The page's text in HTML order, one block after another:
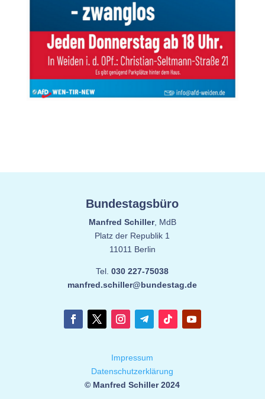
Bundestagsbüro
Manfred Schiller, MdB
Platz der Republik 1
11011 Berlin
Tel.030 227-75038
manfred.schiller@bundestag.de
Impressum
Datenschutzerklärung
© Manfred Schiller 2024